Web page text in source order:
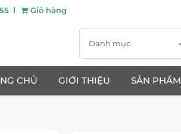
Giỏ hàng
Danh mục
CHỦ GIỚI THIỆU SẢN PHẨM